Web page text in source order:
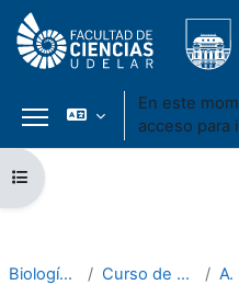
Salta al contenido principal
Panel lateral
En este
acceso para
Abrir índice del curso
Biología Celular 2020 Curso de Biología Celular 2020 Avisos